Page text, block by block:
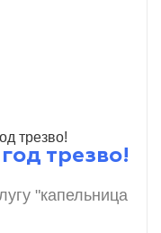
трезво!
"капельница